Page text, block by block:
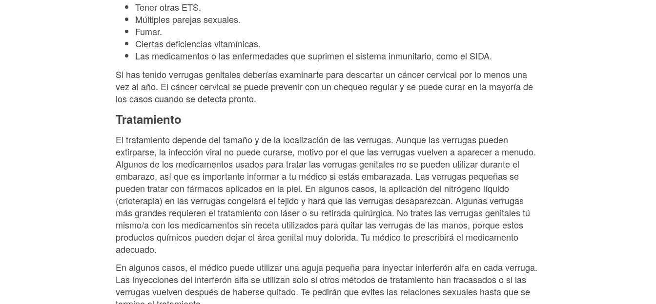
Tener otras ETS.
Múltiples parejas sexuales.
Fumar.
Ciertas deficiencias vitamínicas.
Las medicamentos o las enfermedades que suprimen el sistema inmunitario, como el SIDA.
Si has tenido verrugas genitales deberías examinarte para descartar un cáncer cervical por lo menos una
vez al año. El cáncer cervical se puede prevenir con un chequeo regular y se puede curar en la mayoría de
los casos cuando se detecta pronto.
Tratamiento
El tratamiento depende del tamaño y de la localización de las verrugas. Aunque las verrugas pueden
extirparse, la infección viral no puede curarse, motivo por el que las verrugas vuelven a aparecer a menudo.
Algunos de los medicamentos usados para tratar las verrugas genitales no se pueden utilizar durante el
embarazo, así que es importante informar a tu médico si estás embarazada. Las verrugas pequeñas se
pueden tratar con fármacos aplicados en la piel. En algunos casos, la aplicación del nitrógeno líquido
(crioterapia) en las verrugas congelará el tejido y hará que las verrugas desaparezcan. Algunas verrugas
más grandes requieren el tratamiento con láser o su retirada quirúrgica. No trates las verrugas genitales tú
mismo/a con los medicamentos sin receta utilizados para quitar las verrugas de las manos, porque estos
productos químicos pueden dejar el área genital muy dolorida. Tu médico te prescribirá el medicamento
adecuado.
En algunos casos, el médico puede utilizar una aguja pequeña para inyectar interferón alfa en cada verruga.
Las inyecciones del interferón alfa se utilizan solo si otros métodos de tratamiento han fracasados o si las
verrugas vuelven después de haberse quitado. Te pedirán que evites las relaciones sexuales hasta que se